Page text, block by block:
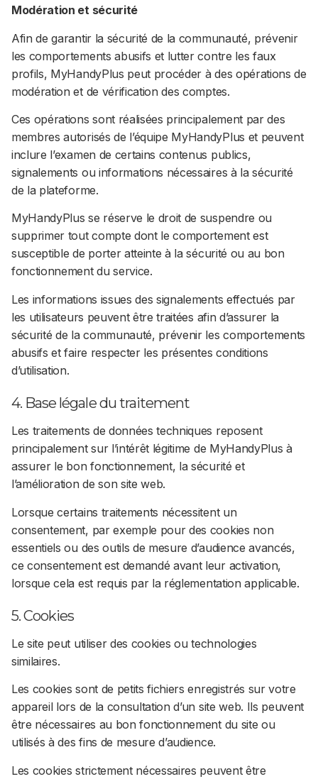
Modération et sécurité
Afin de garantir la sécurité de la communauté, prévenir
les comportements abusifs et lutter contre les faux
profils, MyHandyPlus peut procéder à des opérations de
modération et de vérification des comptes.
Ces opérations sont réalisées principalement par des
membres autorisés de l’équipe MyHandyPlus et peuvent
inclure l’examen de certains contenus publics,
signalements ou informations nécessaires à la sécurité
de la plateforme.
MyHandyPlus se réserve le droit de suspendre ou
supprimer tout compte dont le comportement est
susceptible de porter atteinte à la sécurité ou au bon
fonctionnement du service.
Les informations issues des signalements effectués par
les utilisateurs peuvent être traitées afin d’assurer la
sécurité de la communauté, prévenir les comportements
abusifs et faire respecter les présentes conditions
d’utilisation.
4. Base légale du traitement
Les traitements de données techniques reposent
principalement sur l’intérêt légitime de MyHandyPlus à
assurer le bon fonctionnement, la sécurité et
l’amélioration de son site web.
Lorsque certains traitements nécessitent un
consentement, par exemple pour des cookies non
essentiels ou des outils de mesure d’audience avancés,
ce consentement est demandé avant leur activation,
lorsque cela est requis par la réglementation applicable.
5. Cookies
Le site peut utiliser des cookies ou technologies
similaires.
Les cookies sont de petits fichiers enregistrés sur votre
appareil lors de la consultation d’un site web. Ils peuvent
être nécessaires au bon fonctionnement du site ou
utilisés à des fins de mesure d’audience.
Les cookies strictement nécessaires peuvent être